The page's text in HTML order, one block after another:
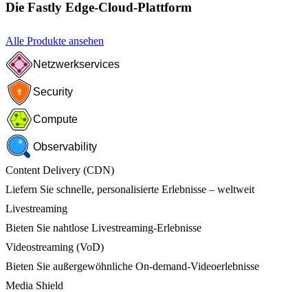
Die Fastly Edge-Cloud-Plattform
Alle Produkte ansehen
Netzwerkservices
Security
Compute
Observability
Content Delivery (CDN)
Liefern Sie schnelle, personalisierte Erlebnisse – weltweit
Livestreaming
Bieten Sie nahtlose Livestreaming-Erlebnisse
Videostreaming (VoD)
Bieten Sie außergewöhnliche On-demand-Videoerlebnisse
Media Shield